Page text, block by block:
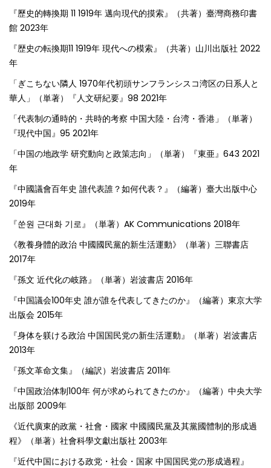
『歷史的轉換期 11 1919年 邁向現代的摸索』（共著）臺灣商務印書
館 2023年
『歴史の転換期11 1919年 現代への模索』（共著）山川出版社 2022
年
「ぎこちない隣人 1970年代初頭サンフランシスコ湾区の日系人と
華人」（単著）『人文研紀要』98 2021年
「代表制の通時的・共時的考察 中国大陸・台湾・香港」（単著）
『現代中国』95 2021年
「中国の地政学 研究動向と政策志向」（単著）『東亜』643 2021
年
『中國議會百年史 誰代表誰？如何代表？』（編著）臺大出版中心
2019年
『쑨원 근대화 기로』（単著）AK Communications 2018年
《教養身體的政治 中國國民黨的新生活運動》（単著）三聯書店
2017年
『孫文 近代化の岐路』（単著）岩波書店 2016年
『中国議会100年史 誰が誰を代表してきたのか』（編著）東京大学
出版会 2015年
『身体を躾ける政治 中国国民党の新生活運動』（単著）岩波書店
2013年
『孫文革命文集』（編訳）岩波書店 2011年
『中国政治体制100年 何が求められてきたのか』（編著）中央大学
出版部 2009年
《近代廣東的政黨・社會・國家 中國國民黨及其黨國體制的形成過
程》（単著）社會科學文獻出版社 2003年
『近代中国における政党・社会・国家 中国国民党の形成過程』